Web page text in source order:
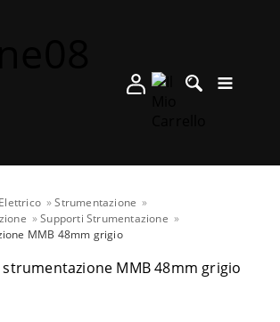
Elettrico
Strumentazione
Supporti Strumentazione
MMB 48mm grigio